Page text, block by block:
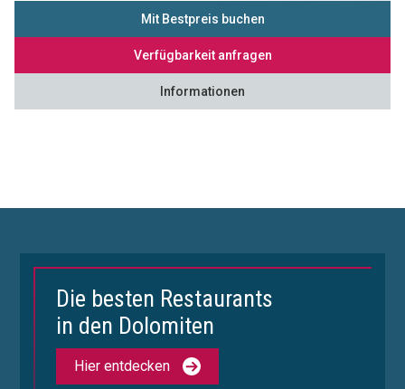
Mit Bestpreis buchen
Verfügbarkeit anfragen
Informationen
Die besten Restaurants
in den Dolomiten
Hier entdecken